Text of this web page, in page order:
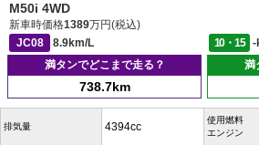
M50i 4WD
新車時価格1389万円(税込)
JC08
8.9km/L 10・15
-
満タンでどこまで走る？
738.7km
満
排気量 4394cc
使用燃料
エンジン